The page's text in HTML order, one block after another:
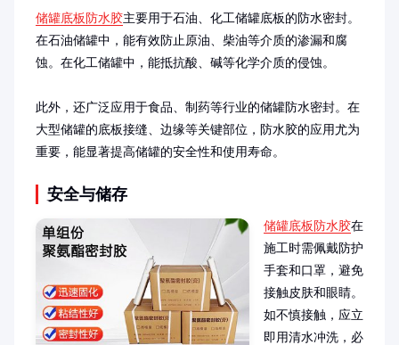
储罐底板防水胶主要用于石油、化工储罐底板的防水密封。
在石油储罐中，能有效防止原油、柴油等介质的渗漏和腐
蚀。在化工储罐中，能抵抗酸、碱等化学介质的侵蚀。
此外，还广泛应用于食品、制药等行业的储罐防水密封。在
大型储罐的底板接缝、边缘等关键部位，防水胶的应用尤为
重要，能显著提高储罐的安全性和使用寿命。
安全与储存
储罐底板防水胶在
施工时需佩戴防护
手套和口罩，避免
接触皮肤和眼睛。
如不慎接触，应立
即用清水冲洗，必